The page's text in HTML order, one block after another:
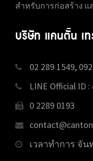
สำหรับการก่อสร้าง
บริษัท แคนตั้น เ
02 289 1549,
LINE Official ID :
0 2289 0193
เวลาทำการ จัน